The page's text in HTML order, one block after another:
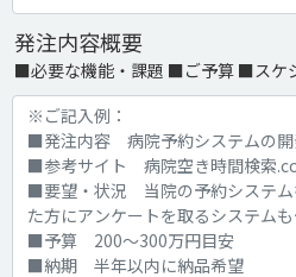
発注内容概要
■必要な機能・課題 ■ご予算 ■スケ